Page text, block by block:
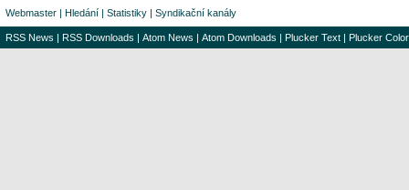
Webmaster | Hledání | Statistiky | Syndikační kanály
RSS News | RSS Downloads | Atom News | Atom Downloads | Plucker Text | Plucker Color